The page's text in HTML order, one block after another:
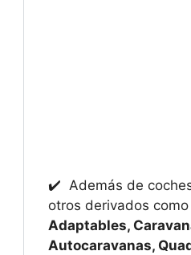
✔️ Además de
otros derivados como
Adaptables,
Autocaravanas,